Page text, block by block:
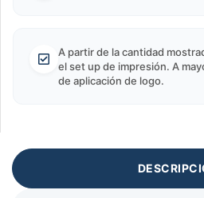
A partir de la cantidad
el set up de impresión. A
de aplicación de logo.